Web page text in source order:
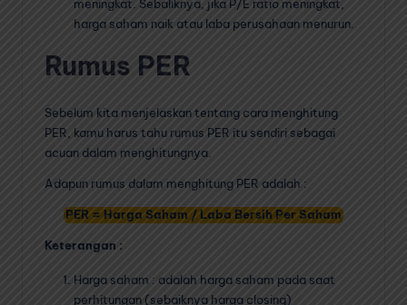
meningkat. Sebaliknya, jika P/E ratio meningkat,
harga saham naik atau laba perusahaan menurun.
Rumus PER
Sebelum kita menjelaskan tentang cara menghitung
PER, kamu harus tahu rumus PER itu sendiri sebagai
acuan dalam menghitungnya.
Adapun rumus dalam menghitung PER adalah :
PER = Harga Saham / Laba Bersih Per Saham
Keterangan :
Harga saham : adalah harga saham pada saat
perhitungan (sebaiknya harga closing)